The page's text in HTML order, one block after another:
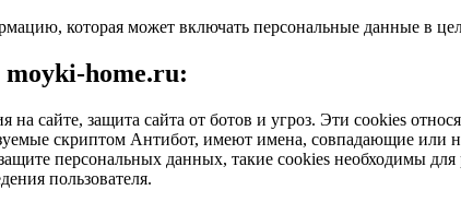
которая может включать персональные данные в
moyki-home.ru:
на сайте, защита сайта от ботов и угроз. Эти cookies
скриптом Антибот, имеют имена, совпадающие или
персональных данных, такие cookies необходимы
пользователя.